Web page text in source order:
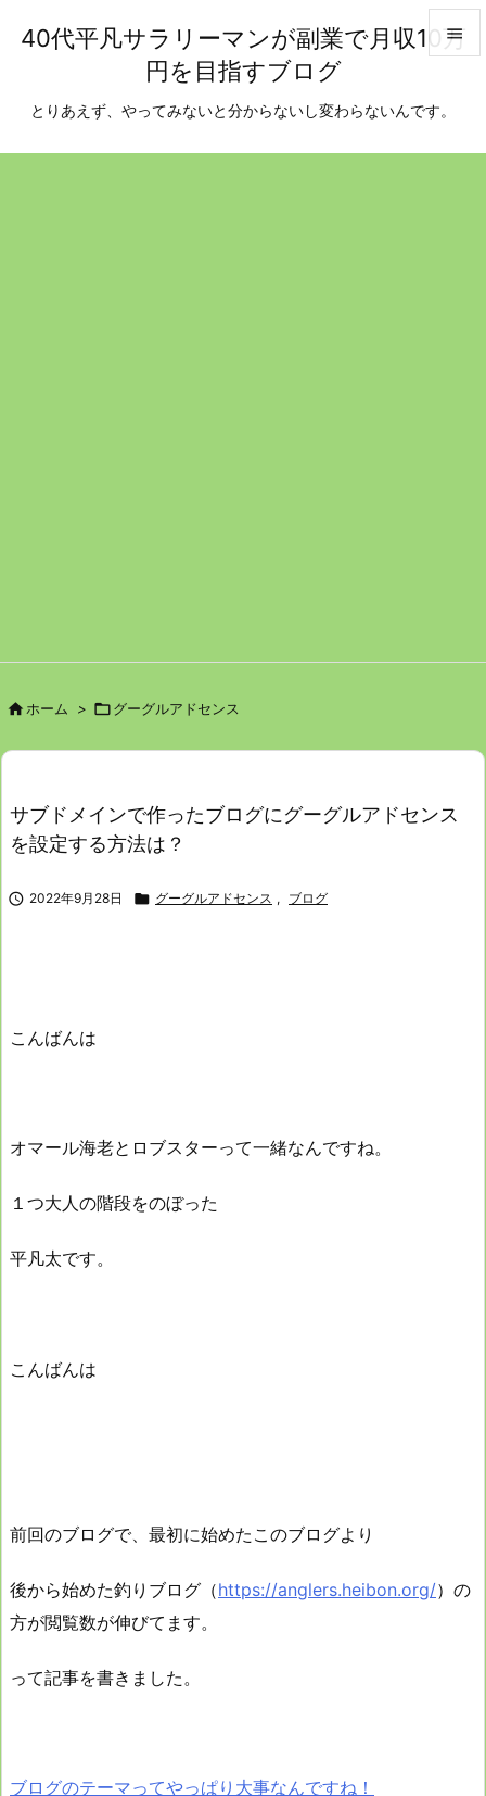
40代平凡サラリーマンが副業で月収10万
円を目指すブログ
とりあえず、やってみないと分からないし変わらないんです。

サイド
 ホーム > グーグルアドセンス
サブドメインで作ったブログにグーグルアドセンス
を設定する方法は？
 2022年9月28日  グーグルアドセンス , ブログ
こんばんは
オマール海老とロブスターって一緒なんですね。
１つ大人の階段をのぼった
平凡太です。
こんばんは
前回のブログで、最初に始めたこのブログより
後から始めた釣りブログ（https://anglers.heibon.org/）の
方が閲覧数が伸びてます。
って記事を書きました。
ブログのテーマってやっぱり大事なんですね！